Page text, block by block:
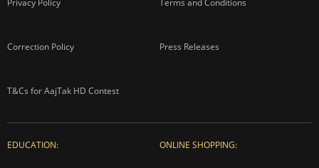
Correction Policy Press Releases
T&Cs for AajTak HD Contest
EDUCATION: ONLINE SHOPPING: